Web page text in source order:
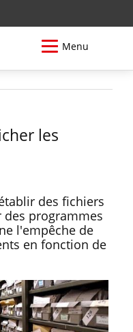
Menu
les
des fichiers
programmes
l'empêche de
en fonction de